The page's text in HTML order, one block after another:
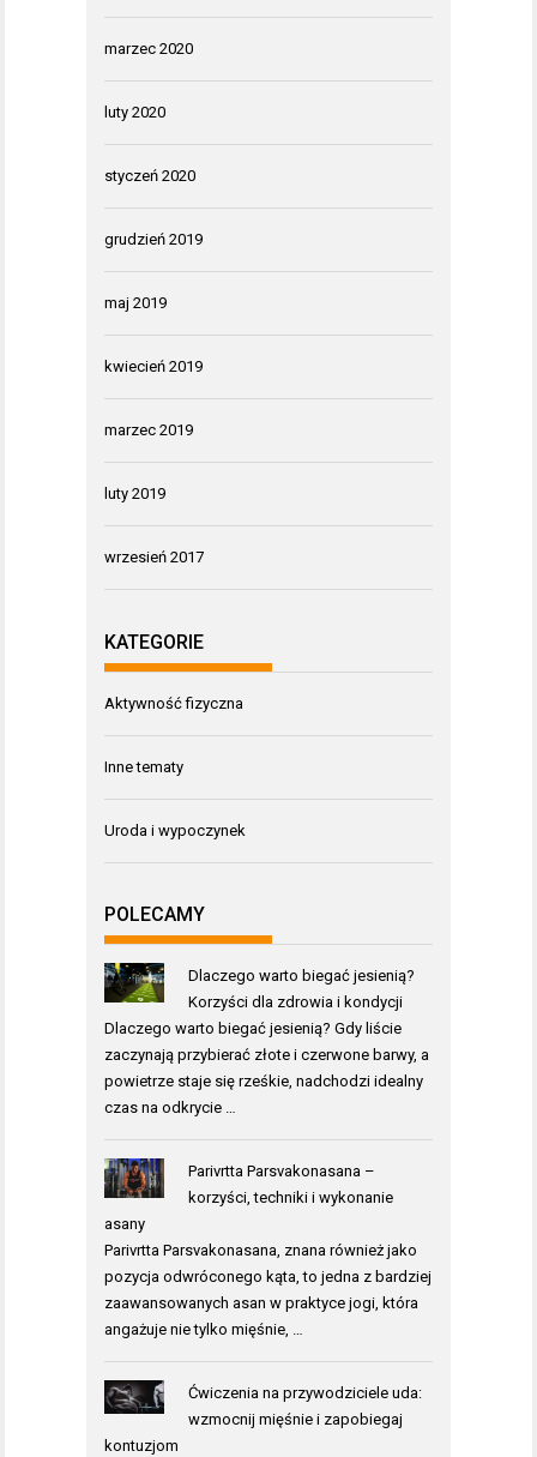
marzec 2020
luty 2020
styczeń 2020
grudzień 2019
maj 2019
kwiecień 2019
marzec 2019
luty 2019
wrzesień 2017
KATEGORIE
Aktywność fizyczna
Inne tematy
Uroda i wypoczynek
POLECAMY
Dlaczego warto biegać jesienią?
Korzyści dla zdrowia i kondycji
Dlaczego warto biegać jesienią? Gdy liście
zaczynają przybierać złote i czerwone barwy, a
powietrze staje się rześkie, nadchodzi idealny
czas na odkrycie …
Parivrtta Parsvakonasana –
korzyści, techniki i wykonanie
asany
Parivrtta Parsvakonasana, znana również jako
pozycja odwróconego kąta, to jedna z bardziej
zaawansowanych asan w praktyce jogi, która
angażuje nie tylko mięśnie, …
Ćwiczenia na przywodziciele uda:
wzmocnij mięśnie i zapobiegaj
kontuzjom